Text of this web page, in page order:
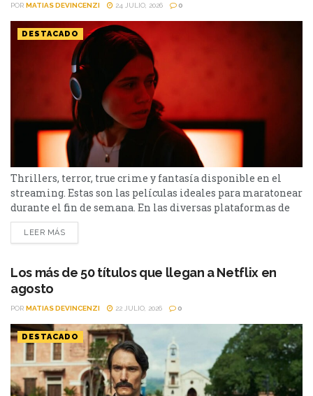
POR MATIAS DEVINCENZI 24 JULIO, 2026 0
DESTACADO
Thrillers, terror, true crime y fantasía disponible en el
streaming. Estas son las películas ideales para maratonear
durante el fin de semana. En las diversas plataformas de
streaming aparecen propuestas para todos los gustos: desde
un thriller español cargado de tensión y conspiraciones,
película de terror psicológico y el esperado regreso de...
LEER MÁS
Los más de 50 títulos que llegan a Netflix en
agosto
POR MATIAS DEVINCENZI 22 JULIO, 2026 0
DESTACADO